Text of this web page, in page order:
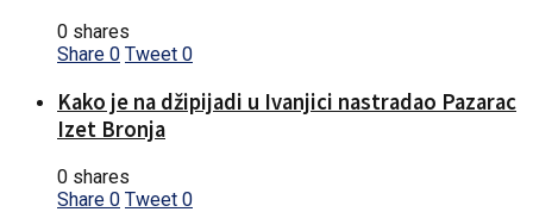
0 shares
Share 0 Tweet 0
Kako je na džipijadi u Ivanjici nastradao Pazarac
Izet Bronja
0 shares
Share 0 Tweet 0